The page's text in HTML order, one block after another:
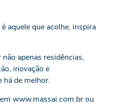
aquele que acolhe, inspira
apenas residências,
inovação e
há de melhor.
www.massai.com.brou